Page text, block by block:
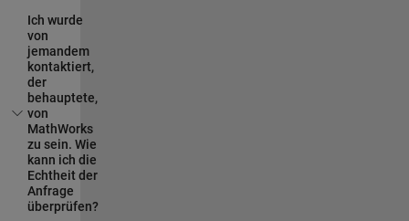
Ich wurde
von
jemandem
kontaktiert,
der
behauptete,
von
MathWorks
zu sein. Wie
kann ich die
Echtheit der
Anfrage
überprüfen?